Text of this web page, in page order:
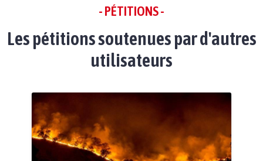
- PÉTITIONS -
Les pétitions soutenues par d'autres
utilisateurs